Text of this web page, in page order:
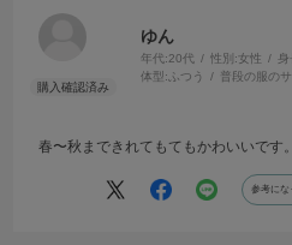
ゆん
年代:20代 性別:女性 身
体型: ふつう 普段の服の
春〜秋まできれてもてもかわいいです
参考にな